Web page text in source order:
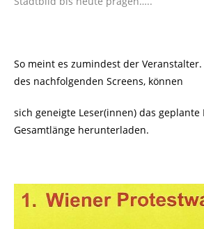
So meint es zumindest der
des nachfolgenden Screens, können
sich geneigte Leser(innen) das geplante
Gesamtlänge herunterladen.